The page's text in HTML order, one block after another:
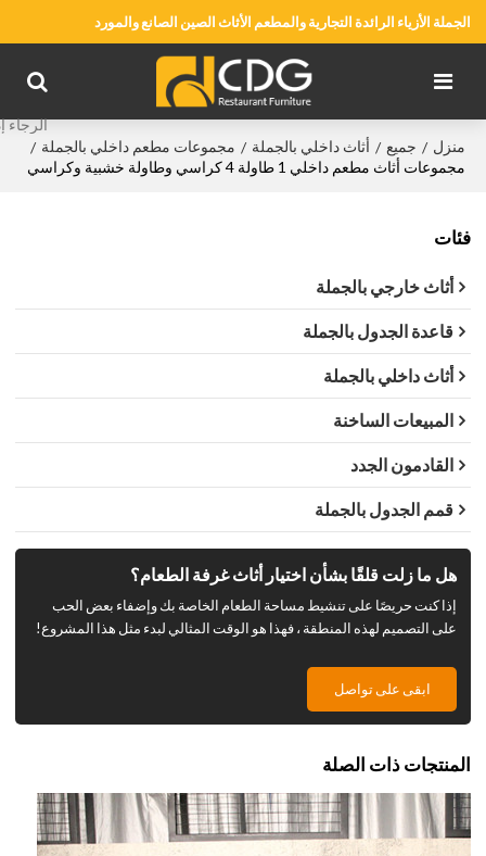
الجملة الأزياء الرائدة التجارية والمطعم الأثاث الصين الصانع والمورد
منزل / جميع / أثاث داخلي بالجملة / مجموعات مطعم داخلي بالجملة /
مجموعات أثاث مطعم داخلي 1 طاولة 4 كراسي وطاولة خشبية وكراسي
فئات
أثاث خارجي بالجملة
قاعدة الجدول بالجملة
أثاث داخلي بالجملة
المبيعات الساخنة
القادمون الجدد
قمم الجدول بالجملة
هل ما زلت قلقًا بشأن اختيار أثاث غرفة الطعام؟
إذا كنت حريصًا على تنشيط مساحة الطعام الخاصة بك وإضفاء بعض الحب
على التصميم لهذه المنطقة ، فهذا هو الوقت المثالي لبدء مثل هذا المشروع!
ابقى على تواصل
المنتجات ذات الصلة